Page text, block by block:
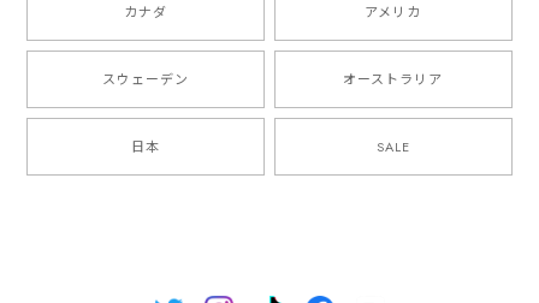
カナダ アメリカ
スウェーデン オーストラリア
日本 SALE